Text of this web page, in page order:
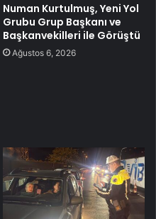
Numan Kurtulmuş, Yeni Yol
Grubu Grup Başkanı ve
Başkanvekilleri ile Görüştü
Ağustos 6, 2026